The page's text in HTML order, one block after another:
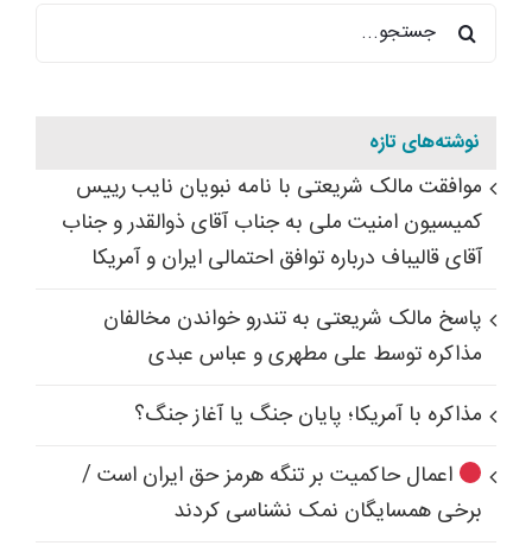
جستجو
برای:
نوشته‌های تازه
موافقت مالک شریعتی با نامه نبویان نایب رییس
کمیسیون امنیت ملی به جناب آقای ذوالقدر و جناب
آقای قالیباف درباره توافق احتمالی ایران و آمریکا
پاسخ مالک شریعتی به تندرو خواندن مخالفان
مذاکره توسط علی مطهری و عباس عبدی
مذاکره با آمریکا؛ پایان جنگ یا آغاز جنگ؟
اعمال حاکمیت بر تنگه هرمز حق ایران است /
برخی همسایگان نمک نشناسی کردند